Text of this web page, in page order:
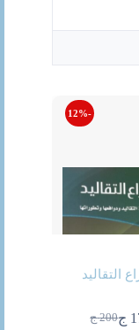
-12%
التقاليد
200 ج
السعرجالسعر